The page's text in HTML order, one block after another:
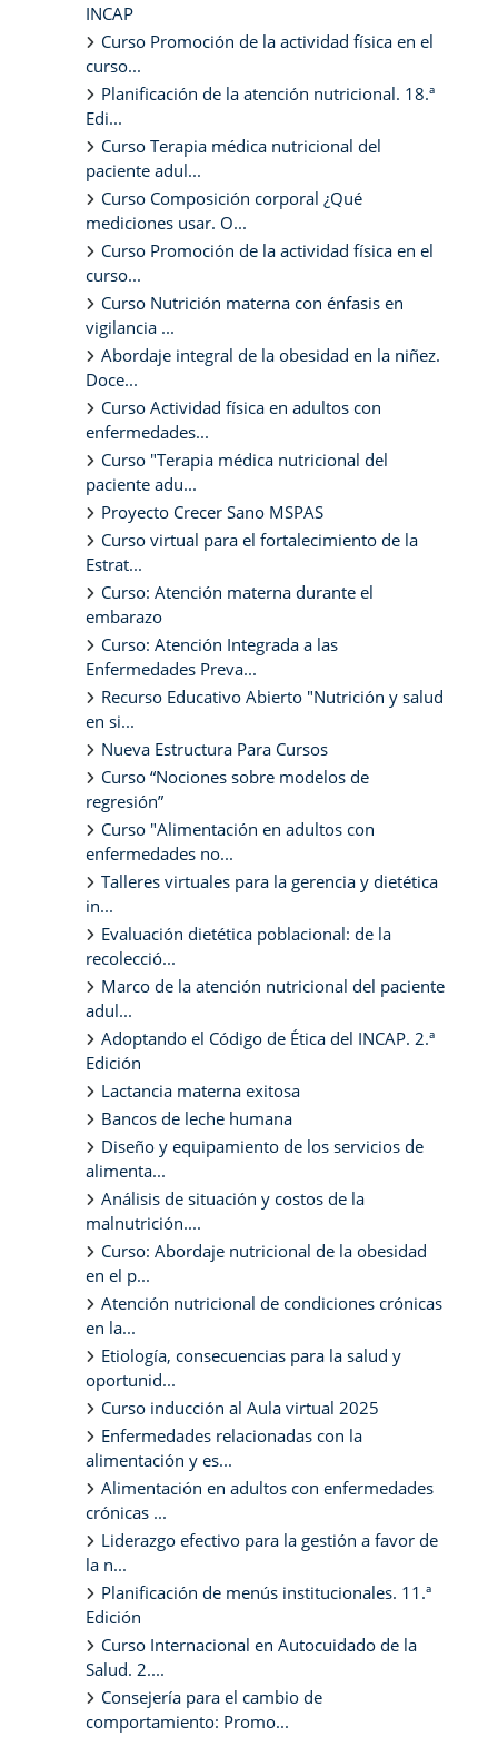
INCAP
Curso Promoción de la actividad física en el
curso...
Planificación de la atención nutricional. 18.ª
Edi...
Curso Terapia médica nutricional del
paciente adul...
Curso Composición corporal ¿Qué
mediciones usar. O...
Curso Promoción de la actividad física en el
curso...
Curso Nutrición materna con énfasis en
vigilancia ...
Abordaje integral de la obesidad en la niñez.
Doce...
Curso Actividad física en adultos con
enfermedades...
Curso "Terapia médica nutricional del
paciente adu...
Proyecto Crecer Sano MSPAS
Curso virtual para el fortalecimiento de la
Estrat...
Curso: Atención materna durante el
embarazo
Curso: Atención Integrada a las
Enfermedades Preva...
Recurso Educativo Abierto "Nutrición y salud
en si...
Nueva Estructura Para Cursos
Curso “Nociones sobre modelos de
regresión”
Curso "Alimentación en adultos con
enfermedades no...
Talleres virtuales para la gerencia y dietética
in...
Evaluación dietética poblacional: de la
recolecció...
Marco de la atención nutricional del paciente
adul...
Adoptando el Código de Ética del INCAP. 2.ª
Edición
Lactancia materna exitosa
Bancos de leche humana
Diseño y equipamiento de los servicios de
alimenta...
Análisis de situación y costos de la
malnutrición....
Curso: Abordaje nutricional de la obesidad
en el p...
Atención nutricional de condiciones crónicas
en la...
Etiología, consecuencias para la salud y
oportunid...
Curso inducción al Aula virtual 2025
Enfermedades relacionadas con la
alimentación y es...
Alimentación en adultos con enfermedades
crónicas ...
Liderazgo efectivo para la gestión a favor de
la n...
Planificación de menús institucionales. 11.ª
Edición
Curso Internacional en Autocuidado de la
Salud. 2....
Consejería para el cambio de
comportamiento: Promo...